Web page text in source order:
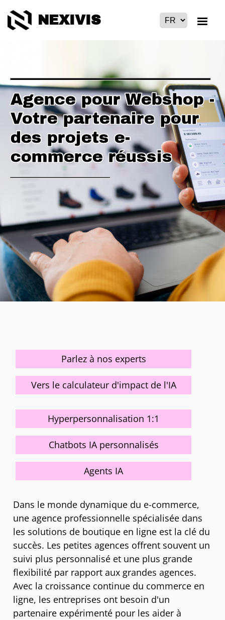
NEXIVIS
Agence pour Webshop -
Votre partenaire pour
des projets e-
commerce réussis
Parlez à nos experts
Vers le calculateur d'impact de l'IA
Hyperpersonnalisation 1:1
Chatbots IA personnalisés
Agents IA
Dans le monde dynamique du e-commerce,
une agence professionnelle spécialisée dans
les solutions de boutique en ligne est la clé du
succès. Les petites agences offrent souvent un
suivi plus personnalisé et une plus grande
flexibilité par rapport aux grandes agences.
Avec la croissance continue du commerce en
ligne, les entreprises ont besoin d'un
partenaire expérimenté pour les aider à